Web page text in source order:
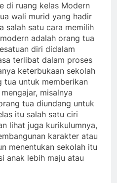
di ruang kelas Modern
wali murid yang hadir
salah satu cara memilih
adalah orang tua
diri didalam
terlibat dalam proses
keterbukaan sekolah
tua untuk memberikan
misalnya
tua diundang untuk
itu salah satu ciri
lihat juga kurikulumnya,
karakter atau
menentukan sekolah itu
anak lebih maju atau